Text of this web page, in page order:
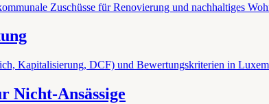
Zuschüsse für Renovierung und nachhaltiges
Kapitalisierung, DCF) und Bewertungskriterien in
Nicht-Ansässige